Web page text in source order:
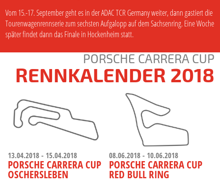
Vom 15.-17. September geht es in der ADAC TCR Germany weiter, dann gastiert die
Tourenwagenrennserie zum sechsten Aufgalopp auf dem Sachsenring. Eine Woche
später findet dann das Finale in Hockenheim statt.
PORSCHE CARRERA CUP
RENNKALENDER 2018
13.04.2018 - 15.04.2018
PORSCHE CARRERA CUP
OSCHERSLEBEN
08.06.2018 - 10.06.2018
PORSCHE CARRERA CUP
RED BULL RING